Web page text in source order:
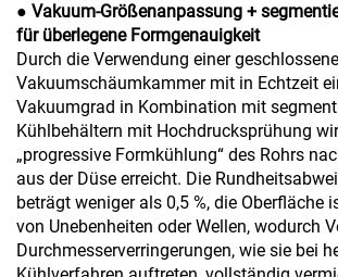
● Vakuum-Größenanpassung +
für überlegene Formgenauigkeit
Durch die Verwendung einer
Vakuumschäumkammer mit in Echtzeit
Vakuumgrad in Kombination mit
Kühlbehältern mit Hochdrucksprühung
„progressive Formkühlung“ des Rohrs
aus der Düse erreicht. Die
beträgt weniger als 0,5 %, die Oberfläche
von Unebenheiten oder Wellen, wodurch
Durchmesserverringerungen, wie sie bei